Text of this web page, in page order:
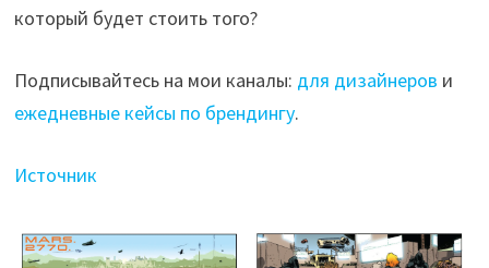
который будет стоить того?
Подписывайтесь на мои каналы: для дизайнеров и
ежедневные кейсы по брендингу.
Источник